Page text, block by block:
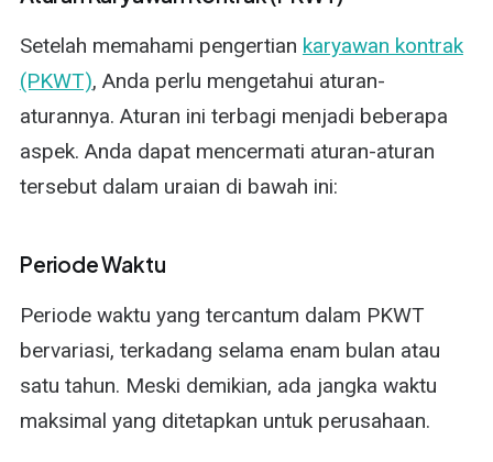
Setelah memahami pengertian karyawan kontrak
(PKWT), Anda perlu mengetahui aturan-
aturannya. Aturan ini terbagi menjadi beberapa
aspek. Anda dapat mencermati aturan-aturan
tersebut dalam uraian di bawah ini:
Periode Waktu
Periode waktu yang tercantum dalam PKWT
bervariasi, terkadang selama enam bulan atau
satu tahun. Meski demikian, ada jangka waktu
maksimal yang ditetapkan untuk perusahaan.